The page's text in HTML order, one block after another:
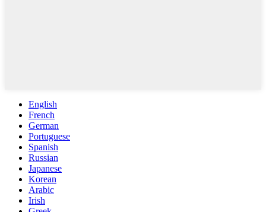
English
French
German
Portuguese
Spanish
Russian
Japanese
Korean
Arabic
Irish